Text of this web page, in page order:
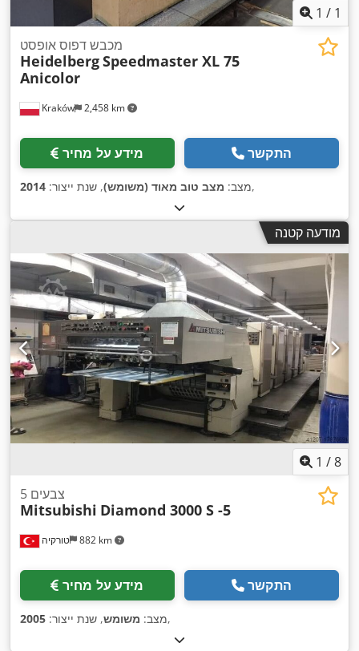
1 / 1
Kraków 2,458 km
מכבש דפוס אופסט
HeidelbergSpeedmaster XL 75
Anicolor
מידע על מחיר התקשר
מצב: מצב טוב מאוד (משומש), שנת ייצור: 2014 ,
מודעה קטנה
1 /8
טורקיה 882 km
5 צבעים
Mitsubishi Diamond 3000 S -5
מידע על מחיר התקשר
מצב: משומש, שנת ייצור: 2005 ,